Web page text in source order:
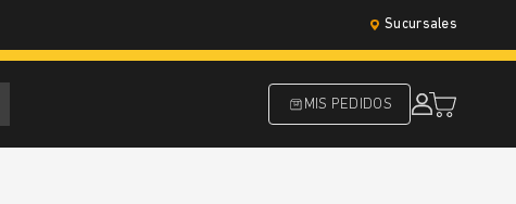
Sucursales
MIS PEDIDOS